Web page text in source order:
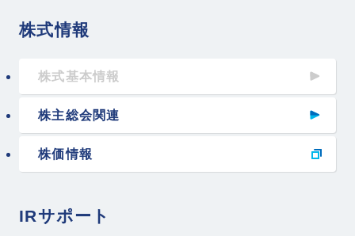
株式情報
株式基本情報
株主総会関連
株価情報
IRサポート